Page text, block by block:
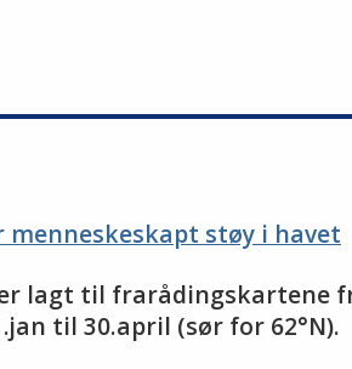
støy i havet
lagt til frarådingskartene
til 30.april (sør for 62°N).